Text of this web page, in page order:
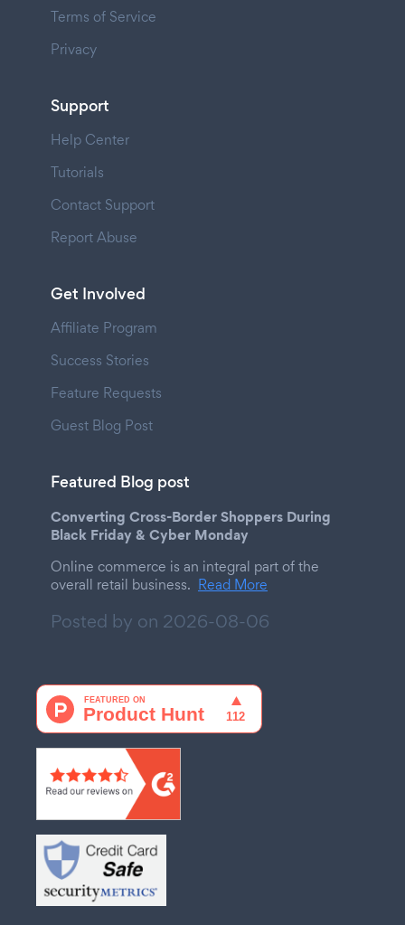
Terms of Service
Privacy
Support
Help Center
Tutorials
Contact Support
Report Abuse
Get Involved
Affiliate Program
Success Stories
Feature Requests
Guest Blog Post
Featured Blog post
Converting Cross-Border Shoppers During
Black Friday & Cyber Monday
Online commerce is an integral part of the
overall retail business. Read More
Posted by on 2026-08-06